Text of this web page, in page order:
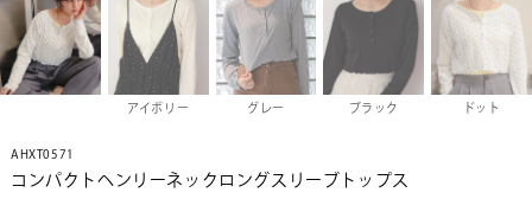
アイボリー グレー ブラック ドット
AHXT0571
コンパクトヘンリーネックロングスリーブトップス